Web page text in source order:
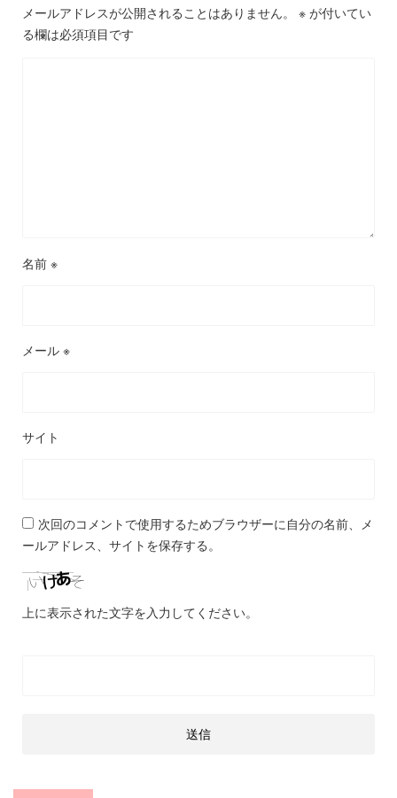
メールアドレスが公開されることはありません。 ※ が付いてい
る欄は必須項目です
名前 ※
メール ※
サイト
次回のコメントで使用するためブラウザーに自分の名前、メ
ールアドレス、サイトを保存する。
上に表示された文字を入力してください。